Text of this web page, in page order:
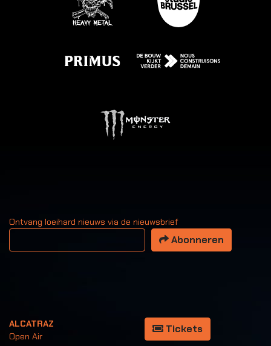
Ontvang loeihard nieuws via de nieuwsbrief
Uw email adres
Abonneren
ALCATRAZ
Open Air
Tickets